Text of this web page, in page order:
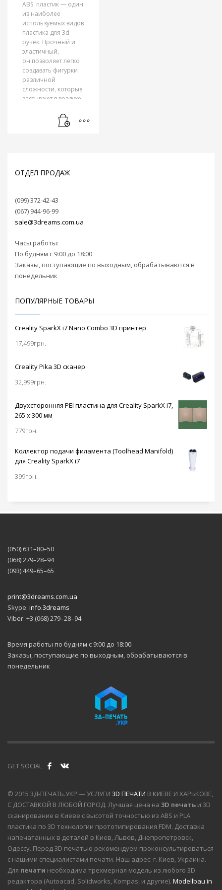
диаметром нити
1,75. Благодаря
своей
экологичности
отлично подходит
для рисованиями
3D ручками.
ABS пластик — один
из наиболее
используемых видов
пластика для 3d
ручек. Прочный и
эластичный,
он позволяет легко
создавать фигурки
различной
сложности, которые
застывают в воздухе
и могут быть без
труда откреплены от
сделает ваши
творения еще
Подходят для 3d
ручек Myriwell,
др.
ОТДЕЛ ПРОДАЖ
(099) 372-42-43
(067) 944-96-99
sale@3dreams.com.ua
Часы работы:
По будням с 9:00 до 18:00
Заказы, поступающие по выходным, обрабатываются в
понедельник
ПОПУЛЯРНЫЕ ТОВАРЫ
Creality SparkX i7 Nano Combo 3D принтер
17,499грн.
Creality Pika 3D сканер
32,999грн.
Двухсторонняя PEI пластина для Creality SparkX i7,
265 x 300 мм
779грн.
Коллектор подачи филамента (Toolhead Manifold)
для Creality SparkX i7
399грн.
(050) 631–80–50
(068) 279–28–94
(093) 449–65–65
print@3dreams.com.ua
Skype: info.3dreams
Viber: +3 (068) 279–28–94
Время работы по будням с 9:00 до 18:00
Заказы, поступающие по выходным, обрабатываются в
понедельник
GET SOCIAL
© 2015 3Д-ПЕЧАТЬ.УКР — УСЛУГИ 3D ПЕЧАТИ В КИЕВЕ И ХАРЬКОВЕ,
С ДОСТАВКОЙ В ЛЮБОЙ ГОРОД. Лучшая цена на 3D печать и 3D
сканирование в Киеве с высотой точностью из ABS и PLA
пластика по 3D технологии прототипирования FDM. Доставка
напечатанных в деталей в Киев, Львов, Днепропетровск,
Одессу. Перед 3D печатью рекомендуем проконсультироваться
с нашими специалистами печати. Наш адрес: г. Киев, Украина.
Для печати необходима трехмерная модель из любого 3D
редактора (Autoacad, Solidworks, Kompas, и другие). Modellbau in